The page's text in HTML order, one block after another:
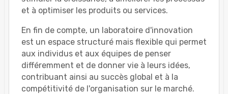
et à optimiser les produits ou services.
En fin de compte, un laboratoire d'innovation
est un espace structuré mais flexible qui permet
aux individus et aux équipes de penser
différemment et de donner vie à leurs idées,
contribuant ainsi au succès global et à la
compétitivité de l'organisation sur le marché.